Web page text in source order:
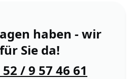
haben - wir
Sie da!
/ 9 57 46 61